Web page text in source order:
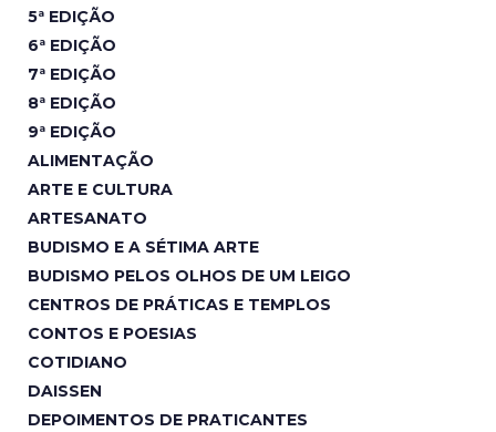
5ª EDIÇÃO
6ª EDIÇÃO
7ª EDIÇÃO
8ª EDIÇÃO
9ª EDIÇÃO
ALIMENTAÇÃO
ARTE E CULTURA
ARTESANATO
BUDISMO E A SÉTIMA ARTE
BUDISMO PELOS OLHOS DE UM LEIGO
CENTROS DE PRÁTICAS E TEMPLOS
CONTOS E POESIAS
COTIDIANO
DAISSEN
DEPOIMENTOS DE PRATICANTES